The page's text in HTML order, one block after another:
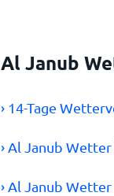
Al Janub
› 14-Tage
› Al Janub
› Al Janub